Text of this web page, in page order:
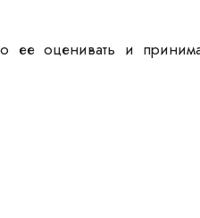
ее оценивать и